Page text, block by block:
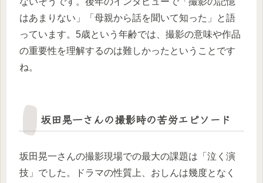
はあまりない」「母親から話を聞いて知った」と語
っています。5歳という年齢では、撮影の意味や作品
の重要性を理解するのは難しかったということです
ね。
坂田晃一さんの撮影時の苦労エピソード
坂田晃一さんの撮影現場での最大の課題は「泣く演
技」でした。ドラマの性質上、おしんは幾度となく